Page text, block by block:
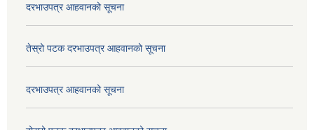
दरभाउपत्र आहवानको सूचना
तेस्रो पटक दरभाउपत्र आहवानको सूचना
दरभाउपत्र आहवानको सूचना